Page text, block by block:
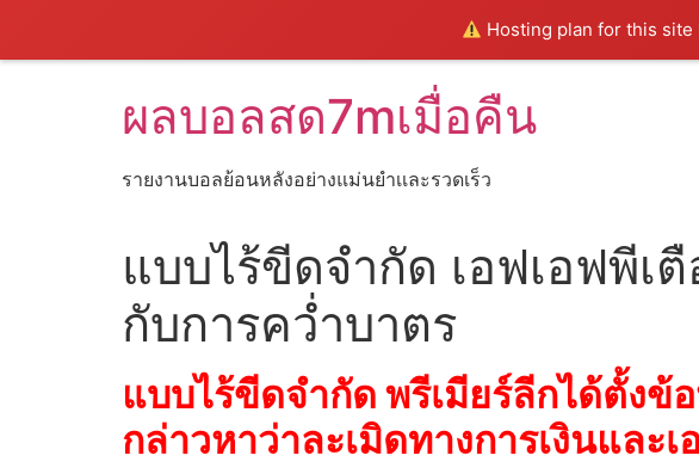
Hosting plan for this site
ผลบอลสด7mเมื่อคืน
รายงานบอลย้อนหลังอย่างแม่นยำเเละรวดเร็ว
แบบไร้ขีดจำกัด เอฟเอฟพีเ
กับการคว่ำบาตร
แบบไร้ขีดจำกัด พรีเมียร์ลีกได้ตั้งข้
กล่าวหาว่าละเมิดทางการเงินและเ